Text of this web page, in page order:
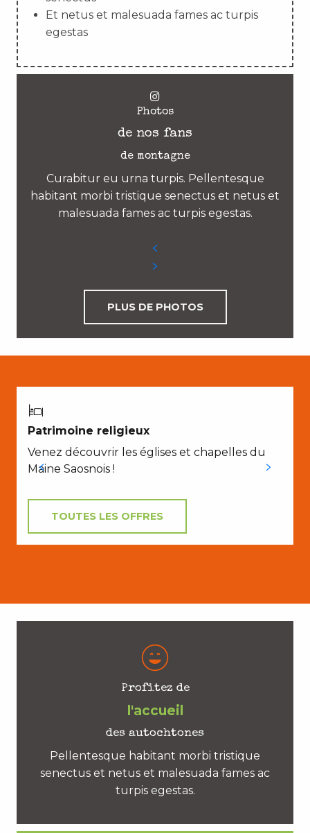
Et netus et malesuada fames ac turpis
egestas
Photos
de nos fans
de montagne
Curabitur eu urna turpis. Pellentesque
habitant morbi tristique senectus et netus et
malesuada fames ac turpis egestas.
PLUS DE PHOTOS
Patrimoine religieux
Venez découvrir les églises et chapelles du
Maine Saosnois !
TOUTES LES OFFRES
Profitez de
l'accueil
des autochtones
Pellentesque habitant morbi tristique
senectus et netus et malesuada fames ac
turpis egestas.